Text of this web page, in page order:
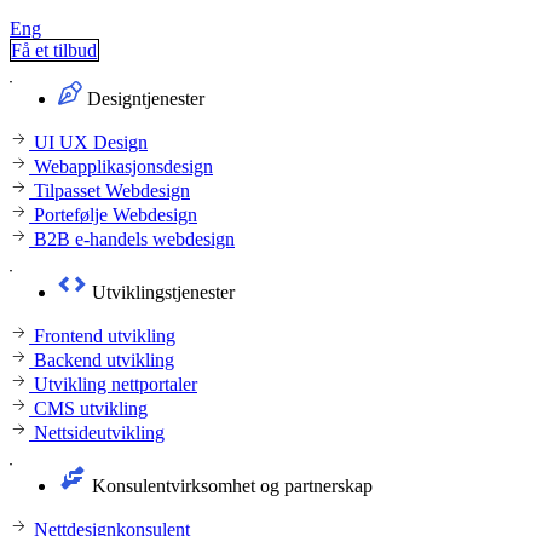
Eng
Få et tilbud
Designtjenester
UI UX Design
Webapplikasjonsdesign
Tilpasset Webdesign
Portefølje Webdesign
B2B e-handels webdesign
Utviklingstjenester
Frontend utvikling
Backend utvikling
Utvikling nettportaler
CMS utvikling
Nettsideutvikling
Konsulentvirksomhet og partnerskap
Nettdesignkonsulent